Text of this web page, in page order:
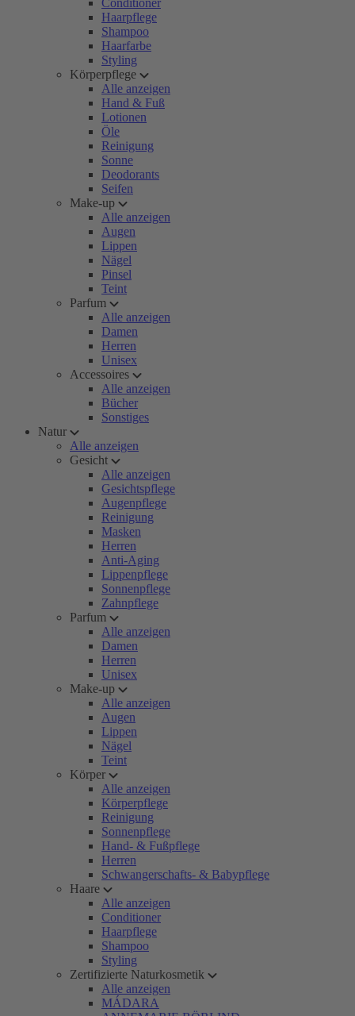
Conditioner
Haarpflege
Shampoo
Haarfarbe
Styling
Körperpflege
Alle anzeigen
Hand & Fuß
Lotionen
Öle
Reinigung
Sonne
Deodorants
Seifen
Make-up
Alle anzeigen
Augen
Lippen
Nägel
Pinsel
Teint
Parfum
Alle anzeigen
Damen
Herren
Unisex
Accessoires
Alle anzeigen
Bücher
Sonstiges
Natur
Alle anzeigen
Gesicht
Alle anzeigen
Gesichtspflege
Augenpflege
Reinigung
Masken
Herren
Anti-Aging
Lippenpflege
Sonnenpflege
Zahnpflege
Parfum
Alle anzeigen
Damen
Herren
Unisex
Make-up
Alle anzeigen
Augen
Lippen
Nägel
Teint
Körper
Alle anzeigen
Körperpflege
Reinigung
Sonnenpflege
Hand- & Fußpflege
Herren
Schwangerschafts- & Babypflege
Haare
Alle anzeigen
Conditioner
Haarpflege
Shampoo
Styling
Zertifizierte Naturkosmetik
Alle anzeigen
MÁDARA